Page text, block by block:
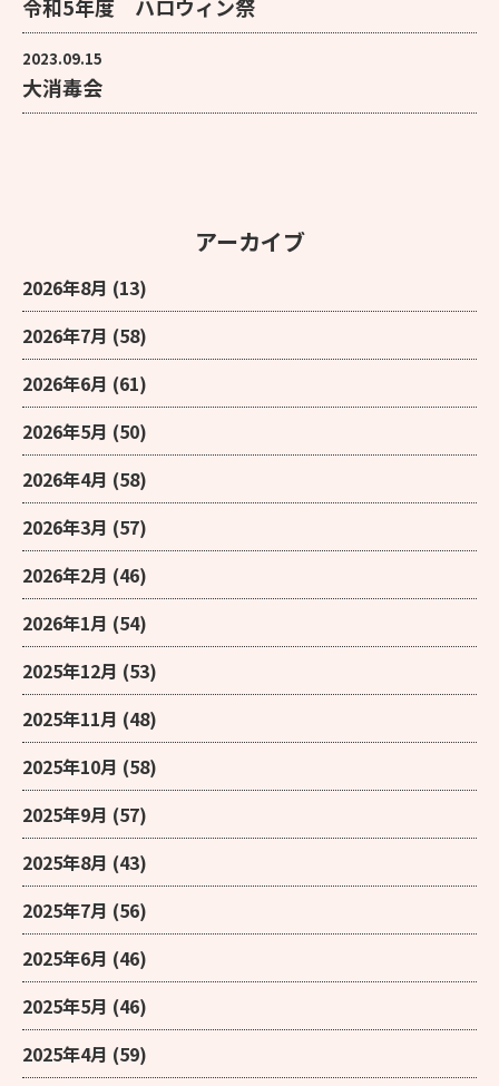
令和5年度 ハロウィン祭
2023.09.15
大消毒会
アーカイブ
2026年8月 (13)
2026年7月 (58)
2026年6月 (61)
2026年5月 (50)
2026年4月 (58)
2026年3月 (57)
2026年2月 (46)
2026年1月 (54)
2025年12月 (53)
2025年11月 (48)
2025年10月 (58)
2025年9月 (57)
2025年8月 (43)
2025年7月 (56)
2025年6月 (46)
2025年5月 (46)
2025年4月 (59)